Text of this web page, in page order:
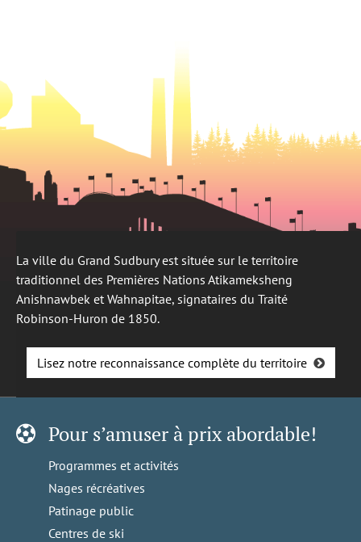
La ville du Grand Sudbury est située sur le territoire
traditionnel des Premières Nations Atikameksheng
Anishnawbek et Wahnapitae, signataires du Traité
Robinson-Huron de 1850.
Lisez notre reconnaissance complète du territoire
Pour s’amuser à prix abordable!
Programmes et activités
Nages récréatives
Patinage public
Centres de ski